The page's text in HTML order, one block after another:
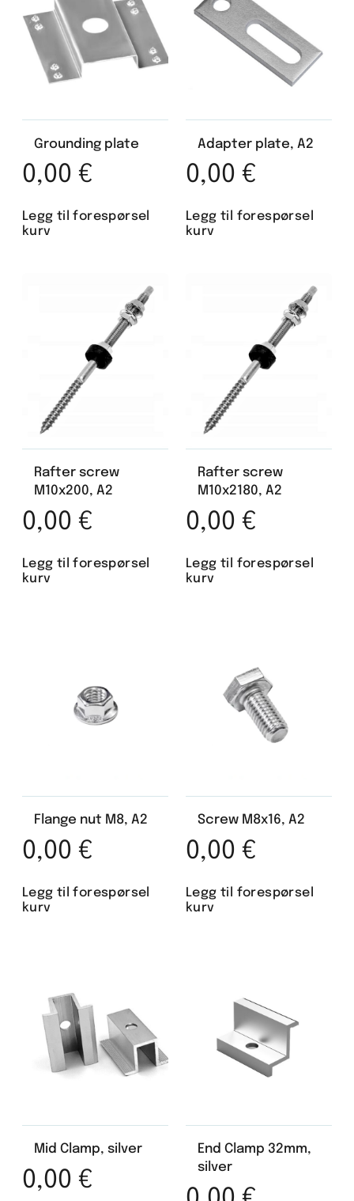
Grounding plate
0,00 €
Legg til forespørsel
kurv
Adapter plate, A2
0,00 €
Legg til forespørsel
kurv
Rafter screw
M10x200, A2
0,00 €
Legg til forespørsel
kurv
Rafter screw
M10x2180, A2
0,00 €
Legg til forespørsel
kurv
Flange nut M8, A2
0,00 €
Legg til forespørsel
kurv
Screw M8x16, A2
0,00 €
Legg til forespørsel
kurv
Mid Clamp, silver
0,00 €
End Clamp 32mm,
silver